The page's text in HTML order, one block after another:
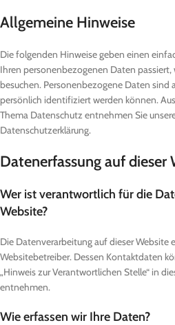
Allgemeine Hinweise
Die folgenden Hinweise geben einen
Ihren personenbezogenen Daten passiert,
besuchen. Personenbezogene Daten sind
persönlich identifiziert werden können.
Thema Datenschutz entnehmen Sie
Datenschutzerklärung.
Datenerfassung auf dieser
Wer ist verantwortlich für die
Website?
Die Datenverarbeitung auf dieser Website
Websitebetreiber. Dessen Kontaktdaten
„Hinweis zur Verantwortlichen Stelle“ in
entnehmen.
Wie erfassen wir Ihre Daten?